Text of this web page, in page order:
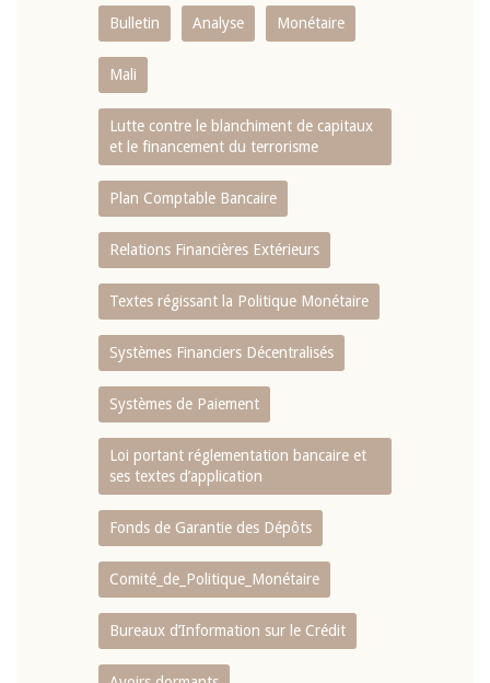
Bulletin Analyse Monétaire
Mali
Lutte contre le blanchiment de capitaux
et le financement du terrorisme
Plan Comptable Bancaire
Relations Financières Extérieurs
Textes régissant la Politique Monétaire
Systèmes Financiers Décentralisés
Systèmes de Paiement
Loi portant réglementation bancaire et
ses textes d’application
Fonds de Garantie des Dépôts
Comité_de_Politique_Monétaire
Bureaux d’Information sur le Crédit